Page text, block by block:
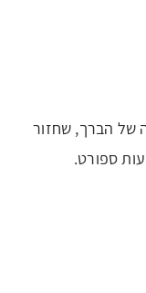
של הברך, שחזור